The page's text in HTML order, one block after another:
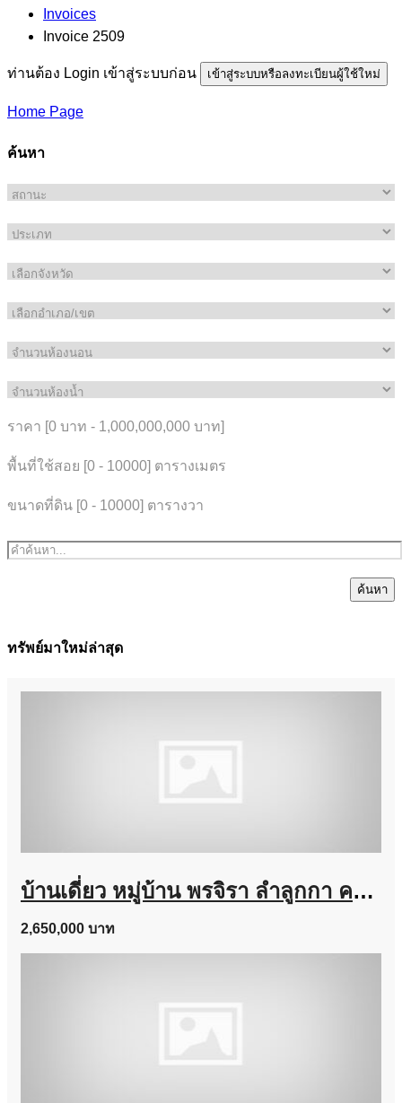
Invoices
Invoice 2509
ท่านต้อง Login เข้าสู่ระบบก่อน เข้าสู่ระบบหรือลงทะเบียนผู้ใช้ใหม่
Home Page
ค้นหา
ราคา [0 บาท - 1,000,000,000 บาท]
พื้นที่ใช้สอย [0 - 10000] ตารางเมตร
ขนาดที่ดิน [0 - 10000] ตารางวา
ค้นหา
ทรัพย์มาใหม่ล่าสุด
บ้านเดี่ยว หมู่บ้าน พรจิรา ลำลูกกา คลอง 7 เนื้อที่ 64 ตร.ว. ถูกสุดในโครงการ
2,650,000 บาท